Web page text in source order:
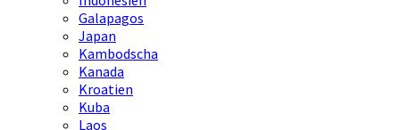
Galapagos
Japan
Kambodscha
Kanada
Kroatien
Kuba
Laos